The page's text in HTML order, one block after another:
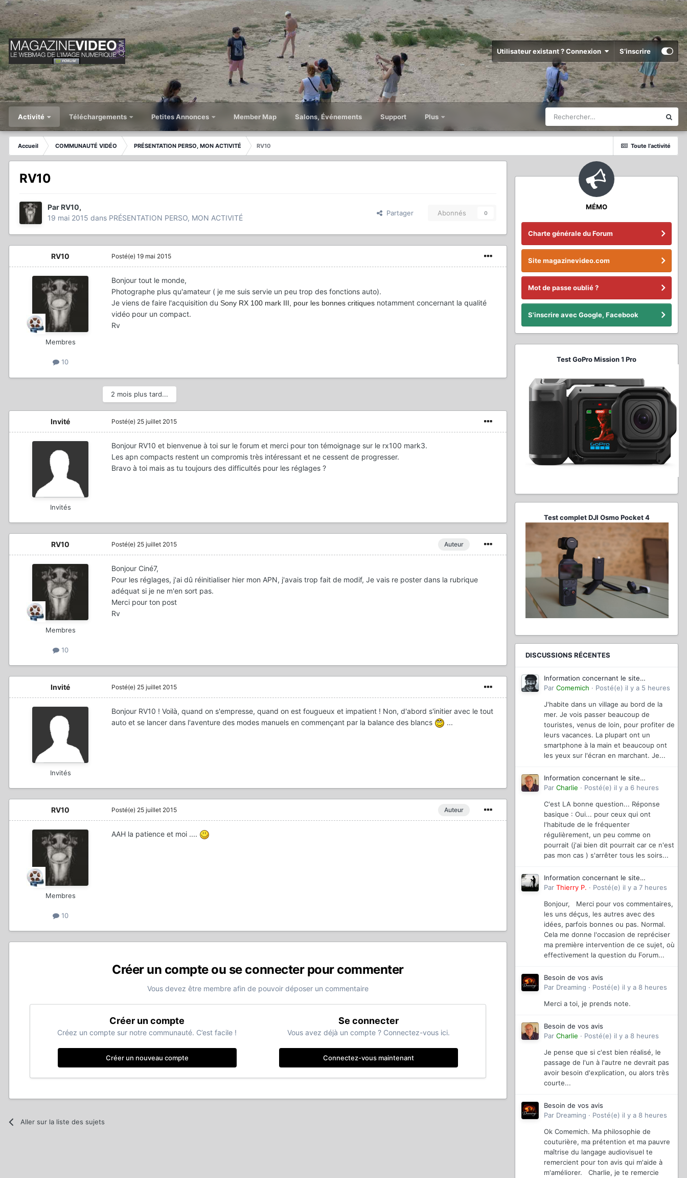
Utilisateur existant ? Connexion S’inscrire
Activité Téléchargements Petites Annonces Member Map Salons, Événements Support Plus
Toute l’activité
Accueil COMMUNAUTÉ VIDÉO PRÉSENTATION PERSO, MON ACTIVITÉ RV10
RV10
ParRV10,
19 mai 2015 dans PRÉSENTATION PERSO, MON ACTIVITÉ
Partager Abonnés 0
RV10
Membres
10
Posté(e) 19 mai 2015
Bonjour tout le monde,
Photographe plus qu'amateur ( je me suis servie un peu trop des fonctions auto).
Je viens de faire l'acquisition du Sony RX 100 mark III, pour les bonnes critiques notamment concernant la qualité
vidéo pour un compact.
Rv
2 mois plus tard...
Invité
Invités
Posté(e) 25 juillet 2015
Bonjour RV10 et bienvenue à toi sur le forum et merci pour ton témoignage sur le rx100 mark3.
Les apn compacts restent un compromis très intéressant et ne cessent de progresser.
Bravo à toi mais as tu toujours des difficultés pour les réglages ?
RV10
Membres
10
Auteur
Posté(e) 25 juillet 2015
Bonjour Ciné7,
Pour les réglages, j'ai dû réinitialiser hier mon APN, j'avais trop fait de modif, Je vais re poster dans la rubrique
adéquat si je ne m'en sort pas.
Merci pour ton post
Rv
Invité
Invités
Posté(e) 25 juillet 2015
Bonjour RV10 ! Voilà, quand on s'empresse, quand on est fougueux et impatient ! Non, d'abord s'initier avec le tout
auto et se lancer dans l'aventure des modes manuels en commençant par la balance des blancs
...
RV10
Membres
10
Auteur
Posté(e) 25 juillet 2015
AAH la patience et moi ....
Créer un compte ou se connecter pour commenter
Vous devez être membre afin de pouvoir déposer un commentaire
Créer un compte
Créez un compte sur notre communauté. C’est facile !
Créer un nouveau compte
Se connecter
Vous avez déjà un compte ? Connectez-vous ici.
Connectez-vous maintenant
Aller sur la liste des sujets
MÉMO
Charte générale du Forum
Site magazinevideo.com
Mot de passe oublié ?
S'inscrire avec Google, Facebook
Test GoPro Mission 1 Pro
Test complet DJI Osmo Pocket 4
DISCUSSIONS RÉCENTES
Information concernant le site
magazinevideo
Par Comemich · Posté(e) il y a 5 heures
J'habite dans un village au bord de la
mer. Je vois passer beaucoup de
touristes, venus de loin, pour profiter de
leurs vacances. La plupart ont un
smartphone à la main et beaucoup ont
les yeux sur l'écran en marchant. Je...
Information concernant le site
magazinevideo
Par Charlie · Posté(e) il y a 6 heures
C'est LA bonne question... Réponse
basique : Oui... pour ceux qui ont
l'habitude de le fréquenter
régulièrement, un peu comme on
pourrait (j'ai bien dit pourrait car ce n'est
pas mon cas ) s'arrêter tous les soirs...
Information concernant le site
magazinevideo
Par Thierry P. · Posté(e) il y a 7 heures
Bonjour, Merci pour vos commentaires,
les uns déçus, les autres avec des
idées, parfois bonnes ou pas. Normal.
Cela me donne l'occasion de repréciser
ma première intervention de ce sujet, où
effectivement la question du Forum...
Besoin de vos avis
Par Dreaming · Posté(e) il y a 8 heures
Merci a toi, je prends note.
Besoin de vos avis
Par Charlie · Posté(e) il y a 8 heures
Je pense que si c'est bien réalisé, le
passage de l'un à l'autre ne devrait pas
avoir besoin d'explication, ou alors très
courte...
Besoin de vos avis
Par Dreaming · Posté(e) il y a 8 heures
Ok Comemich. Ma philosophie de
couturière, ma prétention et ma pauvre
maîtrise du langage audiovisuel te
remercient pour ton avis qui m'aide à
m'améliorer. Charlie, je te remercie